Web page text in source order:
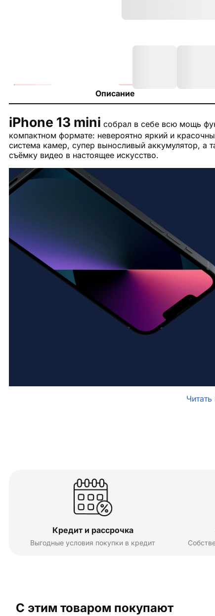
Описание
iPhone 13 mini собрал в себе всю мощь
компактном формате: невероятно яркий и
система камер, супер выносливый аккумулятор,
съёмку видео в настоящее искусство.
Кредит и рассрочка
Выгодные условия покупки в кредит
С этим товаром покупают